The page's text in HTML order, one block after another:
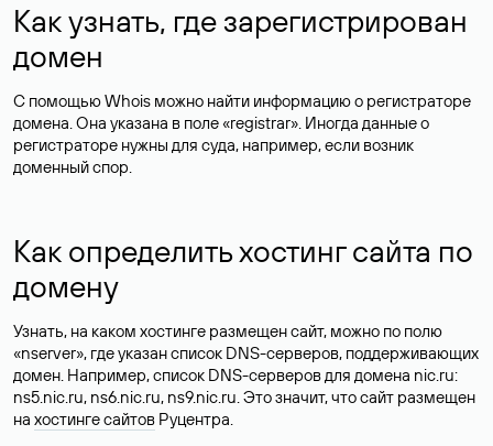
Как узнать, где зарегистрирован
домен
С помощью Whois можно найти информацию о регистраторе
домена. Она указана в поле «registrar». Иногда данные о
регистраторе нужны для суда, например, если возник
доменный спор.
Как определить хостинг сайта по
домену
Узнать, на каком хостинге размещен сайт, можно по полю
«nserver», где указан список DNS-серверов, поддерживающих
домен. Например, список DNS-серверов для домена nic.ru:
ns5.nic.ru, ns6.nic.ru, ns9.nic.ru. Это значит, что сайт размещен
на хостинге сайтов Руцентра.